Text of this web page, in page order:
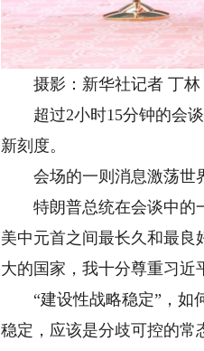
摄影：新华社记者 丁林
超过2小时15分钟的会谈
新刻度。
会场的一则消息激荡世界
特朗普总统在会谈中的一
美中元首之间最长久和最良
大的国家，我十分尊重习近
“建设性战略稳定”，如何
稳定，应该是分歧可控的常